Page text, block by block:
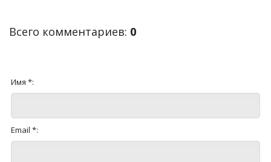
Всего комментариев: 0
Имя *:
Email *: